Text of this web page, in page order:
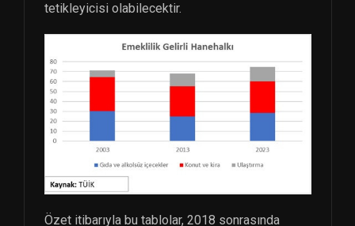
tetikleyicisi olabilecektir.
Özet itibarıyla bu tablolar, 2018 sonrasında